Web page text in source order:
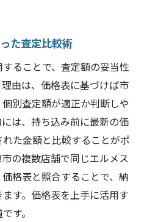
た査定比較術
ることで、査定額の妥当性
由は、価格表に基づけば市
別査定額が適正か判断しや
は、持ち込み前に最新の価
た金額と比較することがポ
の複数店舗で同じエルメス
格表と照合することで、納
す。価格表を上手に活用す
す。